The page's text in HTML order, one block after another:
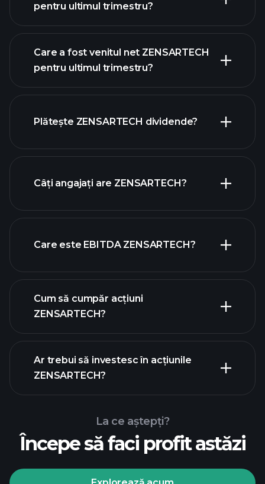
câștigurile ZENSARTECH
pentru ultimul trimestru?
ZENSARTECH
Care a fost venitul net ZENSARTECH
pentru ultimul trimestru?
Plătește ZENSARTECH dividende?
Câți angajați are ZENSARTECH?
Care este EBITDA ZENSARTECH?
rapoartele financiare
Cum să cumpăr acțiuni
ZENSARTECH?
Turneele
recomandat
Ar trebui să investesc în acțiunile
ZENSARTECH?
La ce aștepți?
Începe să faci profit astăzi